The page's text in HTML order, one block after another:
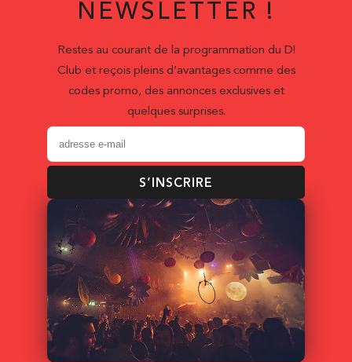
NEWSLETTER !
Restes au courant de la programmation du D!
Club et reçois pleins d’avantages comme des
codes promo, des annonces exclusives et
quelques surprises.
S’INSCRIRE